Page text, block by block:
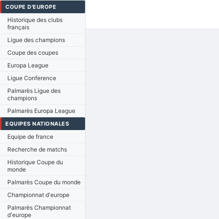
COUPE D'EUROPE
Historique des clubs
français
Ligue des champions
Coupe des coupes
Europa League
Ligue Conference
Palmarès Ligue des
champions
Palmarès Europa League
EQUIPES NATIONALES
Equipe de france
Recherche de matchs
Historique Coupe du
monde
Palmarès Coupe du monde
Championnat d'europe
Palmarès Championnat
d'europe